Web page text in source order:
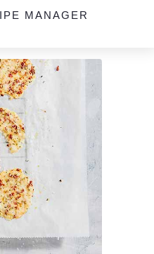
MANAGER